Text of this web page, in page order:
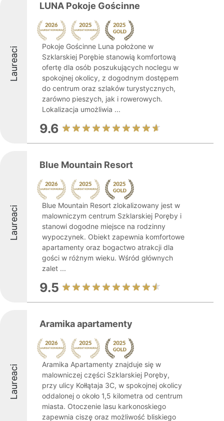
Laureaci
LUNA Pokoje Gościnne
Pokoje Gościnne Luna położone w
Szklarskiej Porębie stanowią komfortową
ofertę dla osób poszukujących noclegu w
spokojnej okolicy, z dogodnym dostępem
do centrum oraz szlaków turystycznych,
zarówno pieszych, jak i rowerowych.
Lokalizacja umożliwia ...
9.6
Laureaci
Blue Mountain Resort
Blue Mountain Resort zlokalizowany jest w
malowniczym centrum Szklarskiej Poręby i
stanowi dogodne miejsce na rodzinny
wypoczynek. Obiekt zapewnia komfortowe
apartamenty oraz bogactwo atrakcji dla
gości w różnym wieku. Wśród głównych
zalet ...
9.5
Laureaci
Aramika apartamenty
Aramika Apartamenty znajduje się w
malowniczej części Szklarskiej Poręby,
przy ulicy Kołłątaja 3C, w spokojnej okolicy
oddalonej o około 1,5 kilometra od centrum
miasta. Otoczenie lasu karkonoskiego
zapewnia ciszę oraz możliwość bliskiego